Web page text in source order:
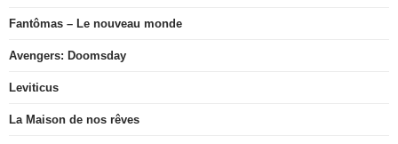
Fantômas – Le nouveau monde
Avengers: Doomsday
Leviticus
La Maison de nos rêves